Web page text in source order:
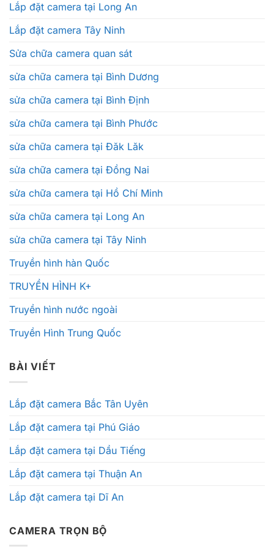
Lắp đặt camera tại Long An
Lắp đặt camera Tây Ninh
Sửa chữa camera quan sát
sửa chữa camera tại Bình Dương
sửa chữa camera tại Bình Định
sửa chữa camera tại Bình Phước
sửa chữa camera tại Đăk Lăk
sửa chữa camera tại Đồng Nai
sửa chữa camera tại Hồ Chí Minh
sửa chữa camera tại Long An
sửa chữa camera tại Tây Ninh
Truyền hình hàn Quốc
TRUYỀN HÌNH K+
Truyền hình nước ngoài
Truyền Hình Trung Quốc
BÀI VIẾT
Lắp đặt camera Bắc Tân Uyên
Lắp đặt camera tại Phú Giáo
Lắp đặt camera tại Dầu Tiếng
Lắp đặt camera tại Thuận An
Lắp đặt camera tại Dĩ An
CAMERA TRỌN BỘ